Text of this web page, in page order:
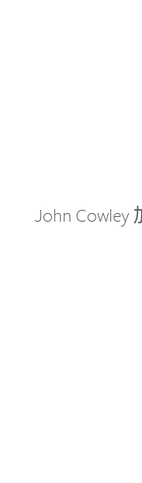
John Cowley